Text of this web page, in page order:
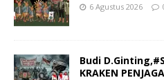
6 Agustus 2026
Budi
KRAKEN